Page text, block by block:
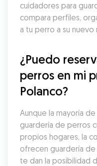
cuidadores para
compara perfiles,
a tu perro a su nuevo
¿Puedo
perros en mi
Polanco?
Aunque la mayoría
guardería de perros
propios hogares, la
ofrecen guardería
te dan la posibilidad